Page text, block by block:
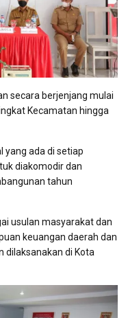
secara berjenjang mulai
Kecamatan hingga
yang ada di setiap
diakomodir dan
tahun
usulan masyarakat dan
keuangan daerah dan
dilaksanakan di Kota